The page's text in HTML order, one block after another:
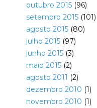
outubro 2015(96)
setembro 2015(101)
agosto 2015(80)
julho 2015(97)
junho 2015(3)
maio 2015(2)
agosto 2011 (2)
dezembro 2010 (1)
novembro 2010 (1)